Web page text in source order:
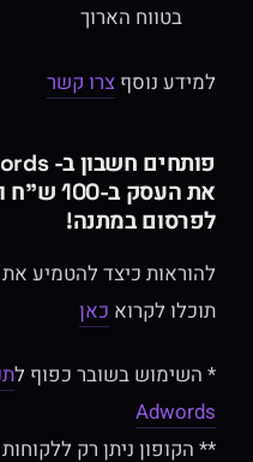
בטווח הארוך
למידע נוסף צרו קשר
לפרסום במתנה!
להוראות כיצד להטמיע
תוכלו לקרוא כאן
* השימוש בשובר כפוף ל
Adwords